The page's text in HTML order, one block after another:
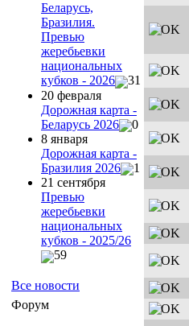
Беларусь,
Бразилия.
Превью
жеребьевки
национальных
кубков - 2026
31
20 февраля
Дорожная карта -
Беларусь 2026
0
8 января
Дорожная карта -
Бразилия 2026
1
21 сентября
Превью
жеребьевки
национальных
кубков - 2025/26
59
Все новости
Форум